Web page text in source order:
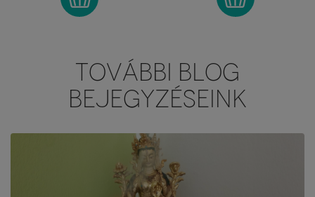
TOVÁBBI BLOG
BEJEGYZÉSEINK